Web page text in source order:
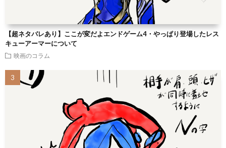
【超ネタバレあり】ここが変だよエンドゲーム4・やっぱり登場したレス
キューアーマーについて
映画のコラム